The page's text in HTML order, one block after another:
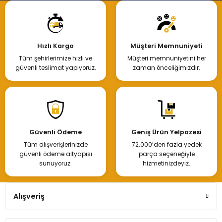
Hızlı Kargo
Tüm şehirlerimize hızlı ve
güvenli teslimat yapıyoruz.
Müşteri Memnuniyeti
Müşteri memnuniyetini her
zaman önceliğimizdir.
Güvenli Ödeme
Tüm alışverişlerinizde
güvenli ödeme altyapısı
sunuyoruz.
Geniş Ürün Yelpazesi
72.000’den fazla yedek
parça seçeneğiyle
hizmetinizdeyiz.
Alışveriş